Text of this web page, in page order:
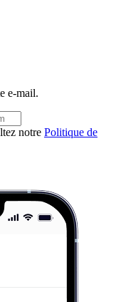
e-mail.
notre Politique de